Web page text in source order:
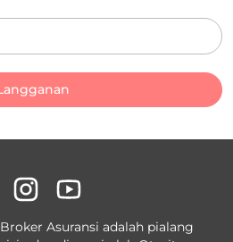
Asuransi adalah pialang